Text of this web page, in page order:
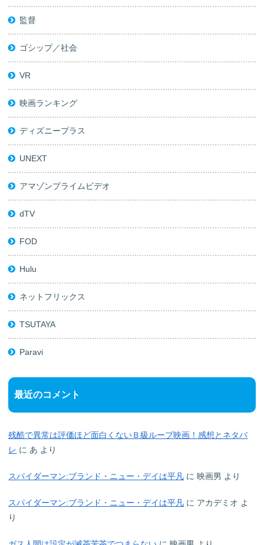
監督
ゴシップ／社会
VR
映画ランキング
ディズニープラス
UNEXT
アマゾンプライムビデオ
dTV
FOD
Hulu
ネットフリックス
TSUTAYA
Paravi
最近のコメント
残酷で異常は評価ほど面白くないＢ級ループ映画！感想とネタバ
レ に あ より
スパイダーマン:ブランド・ニュー・デイは平凡 に映画男 より
スパイダーマン:ブランド・ニュー・デイは平凡 に アカデミオ よ
り